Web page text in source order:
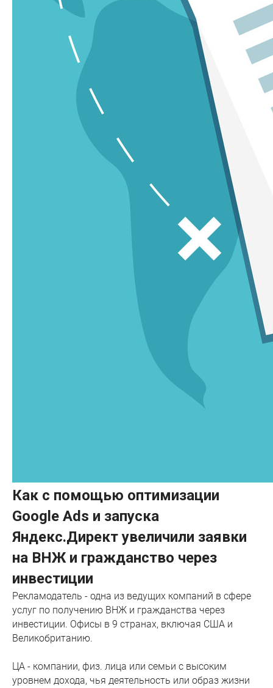
Как с помощью оптимизации
Google Ads и запуска
Яндекс.Директ увеличили заявки
на ВНЖ и гражданство через
инвестиции
Рекламодатель - одна из ведущих компаний в сфере
услуг по получению ВНЖ и гражданства через
инвестиции. Офисы в 9 странах, включая США и
Великобританию.
ЦА - компании, физ. лица или семьи с высоким
уровнем дохода, чья деятельность или образ жизни